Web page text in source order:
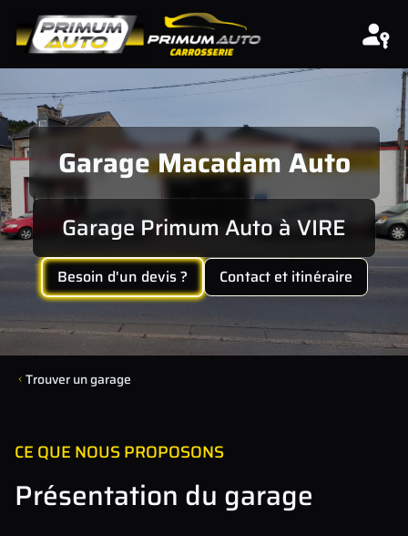
Aller au contenu
Garage Macadam Auto
Garage Primum Auto à VIRE
Besoin d'un devis ? Contact et itinéraire
Trouver un garage
CE QUE NOUS PROPOSONS
Présentation du garage